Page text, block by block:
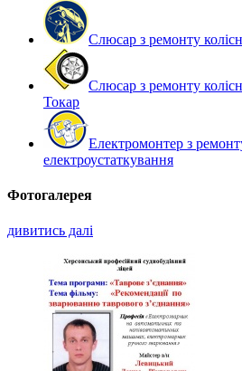
Слюсар з ремонту
Слюсар з ремонту
Токар
Електромонтер з
електроустаткування
Фотогалерея
дивитись далі